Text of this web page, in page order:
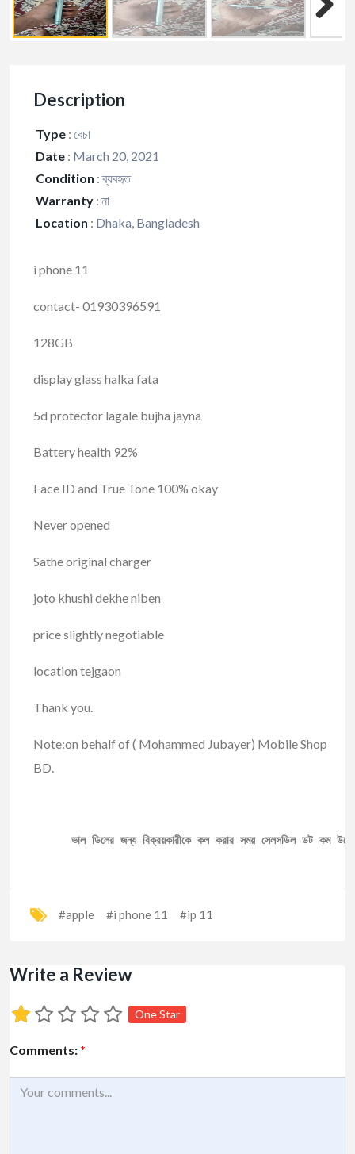
Description
Type : বেচা
Date : March 20, 2021
Condition :ব্যবহৃত
Warranty : না
Location : Dhaka, Bangladesh
i phone 11
contact- 01930396591
128GB
display glass halka fata
5d protector lagale bujha jayna
Battery health 92%
Face ID and True Tone 100% okay
Never opened
Sathe original charger
joto khushi dekhe niben
price slightly negotiable
location tejgaon
Thank you.
Note:on behalf of ( Mohammed Jubayer) Mobile Shop
BD.
ভাল ডিলের জন্য বিক্রয়কারীকে কল করার সময় সেলসডিল ডট কম
#apple #i phone 11 #ip 11
Write a Review
One Star
Comments: *